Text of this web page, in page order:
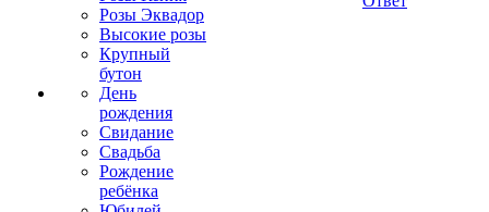
Розы Эквадор
Высокие розы
Крупный
бутон
День
рождения
Свидание
Свадьба
Рождение
ребёнка